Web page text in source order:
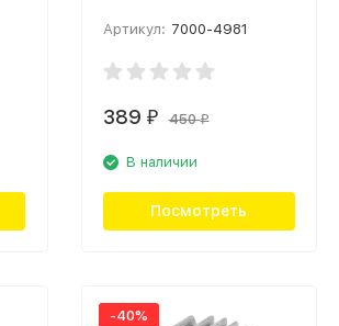
Артикул: 7000-4981
389 ₽ 450₽
В наличии
Посмотреть
-40%